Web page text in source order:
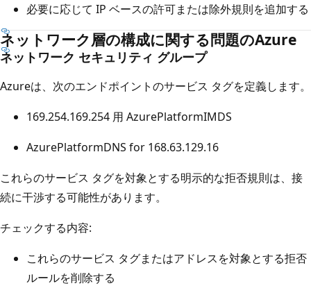
必要に応じて IP ベースの許可または除外規則を追加する
ネットワーク層の構成に関する問題のAzure
ネットワーク セキュリティ グループ
Azureは、次のエンドポイントのサービス タグを定義します。
169.254.169.254 用 AzurePlatformIMDS
AzurePlatformDNS for 168.63.129.16
これらのサービス タグを対象とする明示的な拒否規則は、接
続に干渉する可能性があります。
チェックする内容:
これらのサービス タグまたはアドレスを対象とする拒否
ルールを削除する